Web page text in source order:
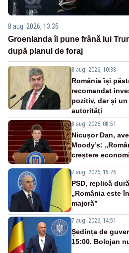
8 aug. 2026, 13:35
Groenlanda îi pune frână lui
după planul de foraj
8 aug. 2026, 10:38
România își
recomandat
pozitiv, dar și
autorități
8 aug. 2026, 08:51
Nicușor Dan,
Moody’s:
creștere
7 aug. 2026, 15:26
PSD, replică
„România este
majoră”
7 aug. 2026, 14:51
Ședința de
15:00. Bolojan